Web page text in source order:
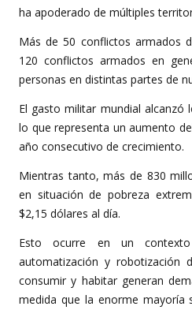
ha apoderado de múltiples
Más de 50 conflictos armados
120 conflictos armados en
personas en distintas partes de
El gasto militar mundial alcanzó
lo que representa un aumento
año consecutivo de crecimiento.
Mientras tanto, más de 830
en situación de pobreza
$2,15 dólares al día.
Esto ocurre en un
automatización y robotización
consumir y habitar generan
medida que la enorme